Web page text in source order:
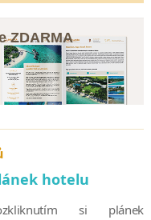
ZDARMA
hotelu
si plánek